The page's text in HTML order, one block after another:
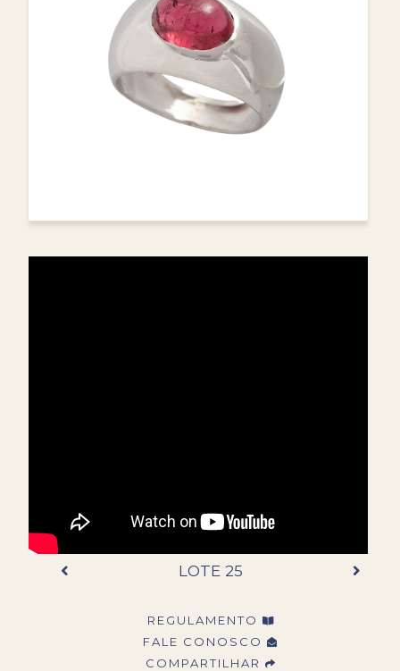
LOTE 25
REGULAMENTO
FALE CONOSCO
COMPARTILHAR